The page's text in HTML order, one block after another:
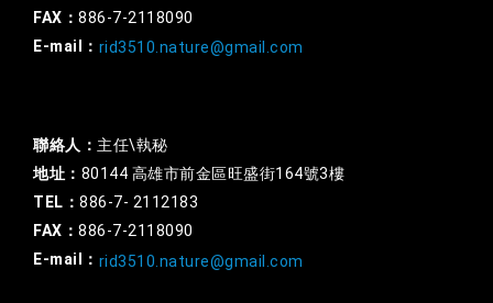
FAX： 886-7-2118090
E-mail： rid3510.nature@gmail.com
聯絡人： 主任\執秘
地址： 80144 高雄市前金區旺盛街164號3樓
TEL： 886-7- 2112183
FAX： 886-7-2118090
E-mail： rid3510.nature@gmail.com